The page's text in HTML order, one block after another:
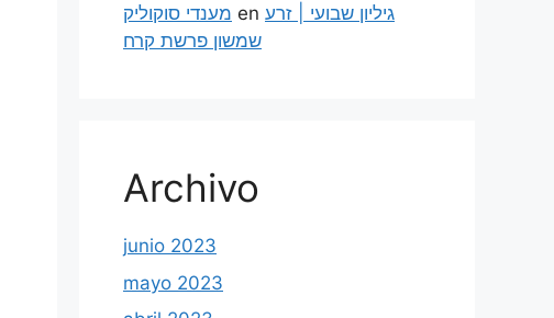
מענדי סוקוליק en גיליון שבועי | זרע
שמשון פרשת קרח
Archivo
junio 2023
mayo 2023